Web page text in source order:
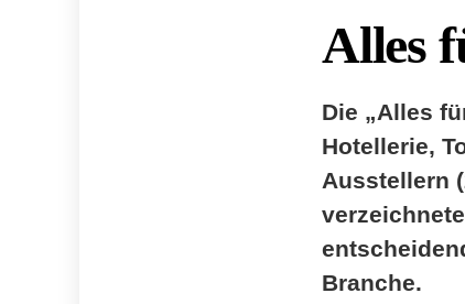
Alles
Die „Alles
Hotellerie,
Ausstellern
Branche.